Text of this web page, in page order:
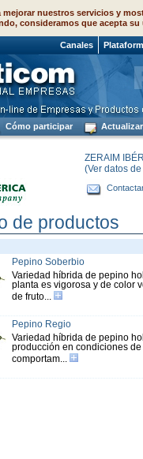
nuestros servicios y
consideramos que acepta
2026 Canales
Cómo participar
ZERAIM
(Ver datos
de productos
Pepino Soberbio
Variedad híbrida de pepino
planta es vigorosa y de color
de fruto...
Pepino Regio
Variedad híbrida de pepino
producción en condiciones
comportam...